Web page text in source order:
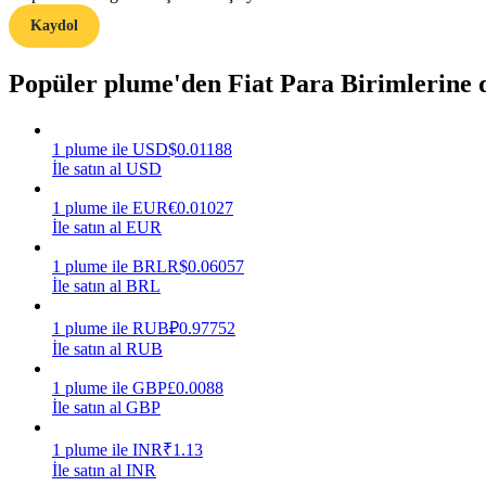
Rehber
Vadeli İşlemler Başlangıç Kılavuzu
Nasıl kârlı kalabileceğinizi öğrenin
Kaydol
Popüler plume'den Fiat Para Birimlerine
1 plume ile USD$0.01188
İle satın al USD
1 plume ile EUR€0.01027
İle satın al EUR
1 plume ile BRLR$0.06057
İle satın al BRL
1 plume ile RUB₽0.97752
İle satın al RUB
1 plume ile GBP£0.0088
İle satın al GBP
1 plume ile INR₹1.13
İle satın al INR